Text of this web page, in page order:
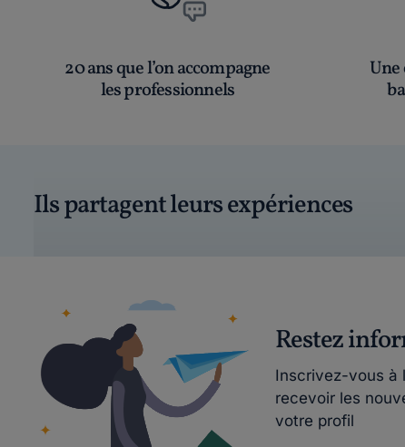
20 ans que l’on accompagne
les professionnels
Ils partagent leurs expériences
Restez
Inscrivez-vous à
recevoir les
votre profil